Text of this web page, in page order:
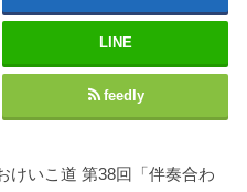
LINE
feedly
けいこ道 第38回「伴奏合わ